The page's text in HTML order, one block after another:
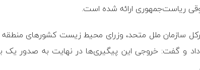
سازمان ملل متحد، وزرای محیط زیست کشور‌های
و گفت: خروجی این پیگیری‌ها در نهایت به صدور یک